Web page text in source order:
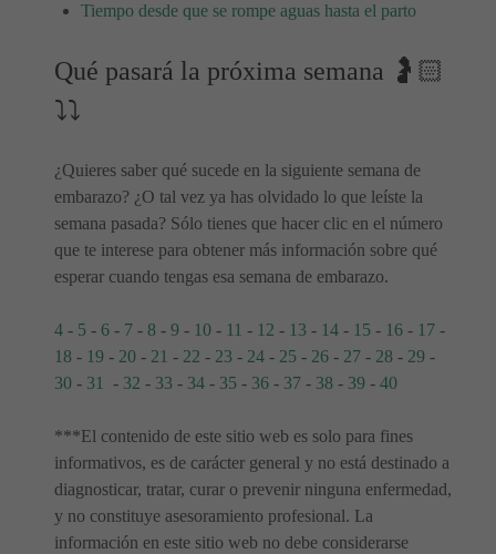
Tiempo desde que se rompe aguas hasta el parto
Qué pasará la próxima semana 🤰🏻
⤵⤵
¿Quieres saber qué sucede en la siguiente semana de
embarazo? ¿O tal vez ya has olvidado lo que leíste la
semana pasada? Sólo tienes que hacer clic en el número
que te interese para obtener más información sobre qué
esperar cuando tengas esa semana de embarazo.
4 - 5 - 6 - 7 - 8 - 9 - 10 - 11 - 12 - 13 - 14 - 15 - 16 - 17 -
18 - 19 - 20 - 21 - 22 - 23 - 24 - 25 - 26 - 27 - 28 - 29 -
30 - 31 - 32 - 33 - 34 - 35 - 36 - 37 - 38 - 39 - 40
***El contenido de este sitio web es solo para fines
informativos, es de carácter general y no está destinado a
diagnosticar, tratar, curar o prevenir ninguna enfermedad,
y no constituye asesoramiento profesional. La
información en este sitio web no debe considerarse